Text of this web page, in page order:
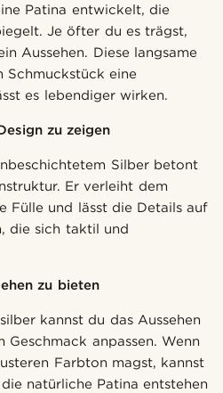
Patina entwickelt, die
Je öfter du es trägst,
Aussehen. Diese langsame
Schmuckstück eine
es lebendiger wirken.
zu zeigen
Silber betont
Er verleiht dem
Fülle und lässt die Details auf
die sich taktil und
zu bieten
kannst du das Aussehen
anpassen. Wenn
Farbton magst, kannst
natürliche Patina entstehen